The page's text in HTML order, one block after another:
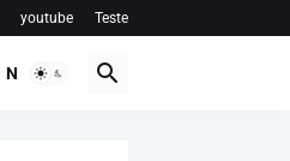
youtube Teste
NASIONAL